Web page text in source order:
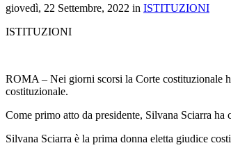
giovedì, 22 Settembre, 2022 in ISTITUZIONI
ISTITUZIONI
ROMA – Nei giorni scorsi la Corte costituzionale
costituzionale.
Come primo atto da presidente, Silvana Sciarra
Silvana Sciarra è la prima donna eletta giudice